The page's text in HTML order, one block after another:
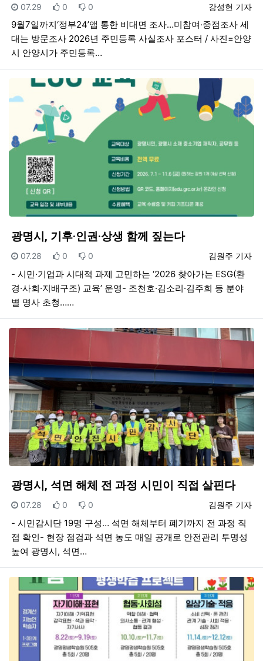
등록자
강성현 기자
등록일
07.29 추천
0 비추천
0
9월7일까지‘정부24’앱 통한 비대면 조사…미참여·중점조사 세
대는 방문조사 2026년 주민등록 사실조사 포스터 / 사진=안양
시 안양시가 주민등록…
광명시, 기후·인권·상생 함께 짚는다
등록자
김원주 기자
등록일
07.28 추천
0 비추천
0
- 시민·기업과 시대적 과제 고민하는 ‘2026 찾아가는 ESG(환
경·사회·지배구조) 교육’ 운영- 조천호·김소리·김주희 등 분야
별 명사 초청……
광명시, 석면 해체 전 과정 시민이 직접 살핀다
등록자
김원주 기자
등록일
07.28 추천
0 비추천
0
- 시민감시단 19명 구성… 석면 해체부터 폐기까지 전 과정 직
접 확인- 현장 점검과 석면 농도 매일 공개로 안전관리 투명성
높여 광명시, 석면…